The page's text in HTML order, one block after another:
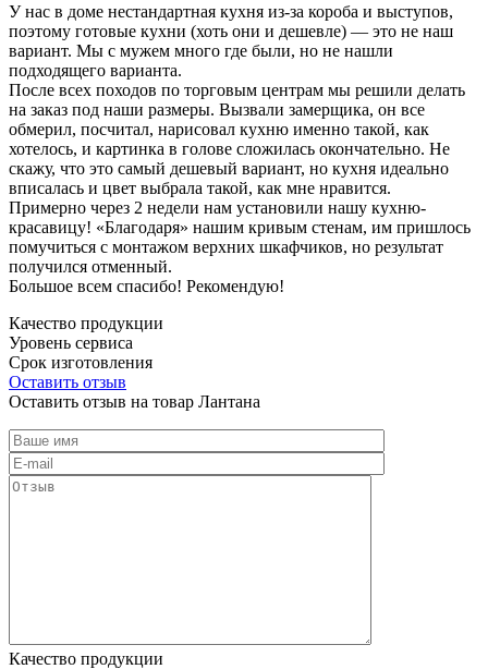
У нас в доме нестандартная кухня из-за короба и выступов,
поэтому готовые кухни (хоть они и дешевле) — это не наш
вариант. Мы с мужем много где были, но не нашли
подходящего варианта.
После всех походов по торговым центрам мы решили делать
на заказ под наши размеры. Вызвали замерщика, он все
обмерил, посчитал, нарисовал кухню именно такой, как
хотелось, и картинка в голове сложилась окончательно. Не
скажу, что это самый дешевый вариант, но кухня идеально
вписалась и цвет выбрала такой, как мне нравится.
Примерно через 2 недели нам установили нашу кухню-
красавицу! «Благодаря» нашим кривым стенам, им пришлось
помучиться с монтажом верхних шкафчиков, но результат
получился отменный.
Большое всем спасибо! Рекомендую!
Качество продукции
Уровень сервиса
Срок изготовления
Оставить отзыв
Оставить отзыв на товар Лантана
Качество продукции